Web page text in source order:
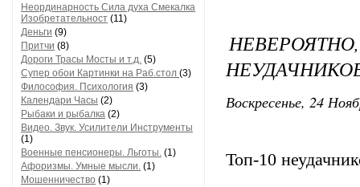
Неординарность Сила духа Смекалка
Изобретательност (11)
Деньги (9)
Притчи (8)
Дороги Трасы Мосты и т.д. (5)
Супер обои Картинки на Раб.стол (3)
Философия. Психология (3)
Календари Часы (2)
Рыбаки и рыбалка (2)
Видео. Звук. Усилители Инструменты
(1)
Военные пенсионеры. Льготы. (1)
Афоризмы. Умные мысли. (1)
Мошенничество (1)
Воскресенье, 24
Топ-10